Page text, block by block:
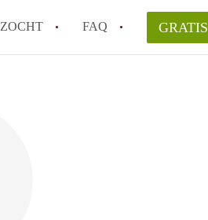
FAQ
bemiddelingsvergoeding?
verantwoordelijk voor de